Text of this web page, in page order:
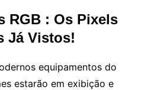
RGB : Os Pixels
Já Vistos!
equipamentos do
estarão em exibição e